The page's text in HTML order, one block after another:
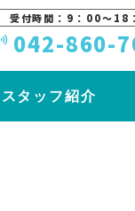
受付時間：9：00〜18
042-860-
スタッフ紹介